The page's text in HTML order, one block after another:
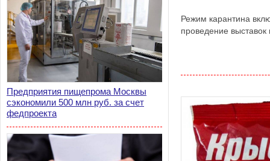
Предприятия пищепрома Москвы
сэкономили 500 млн руб. за счет
федпроекта
Режим карантина
проведение выставок